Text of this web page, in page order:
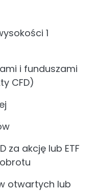
1
i funduszami
CFD)
za akcję lub ETF
otwartych lub